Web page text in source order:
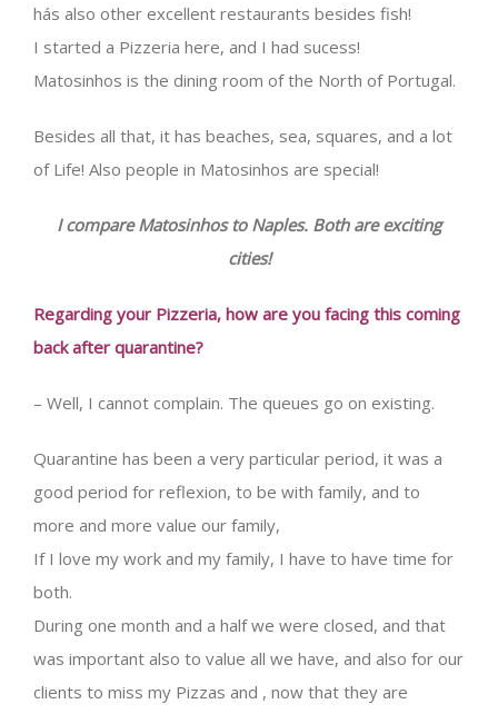
hás also other excellent restaurants besides fish!
I started a Pizzeria here, and I had sucess!
Matosinhos is the dining room of the North of Portugal.
Besides all that, it has beaches, sea, squares, and a lot
of Life! Also people in Matosinhos are special!
I compare Matosinhos to Naples. Both are exciting
cities!
Regarding your Pizzeria, how are you facing this coming
back after quarantine?
– Well, I cannot complain. The queues go on existing.
Quarantine has been a very particular period, it was a
good period for reflexion, to be with family, and to
more and more value our family,
If I love my work and my family, I have to have time for
both.
During one month and a half we were closed, and that
was important also to value all we have, and also for our
clients to miss my Pizzas and , now that they are